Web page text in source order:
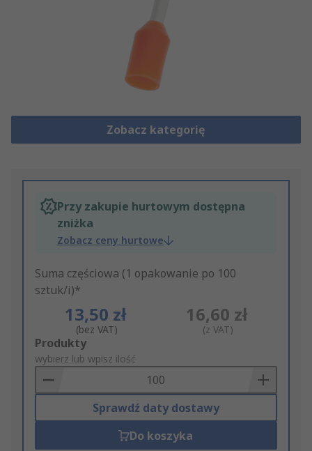
Zobacz kategorię
Przy zakupie hurtowym dostępna
zniżka
Zobacz ceny hurtowe
Suma częściowa (1 opakowanie po 100
sztuk/i)*
13,50 zł
(bez VAT)
16,60 zł
(z VAT)
Add
to
Basket
Produkty
wybierz lub wpisz ilość
Sprawdź daty dostawy
Do koszyka